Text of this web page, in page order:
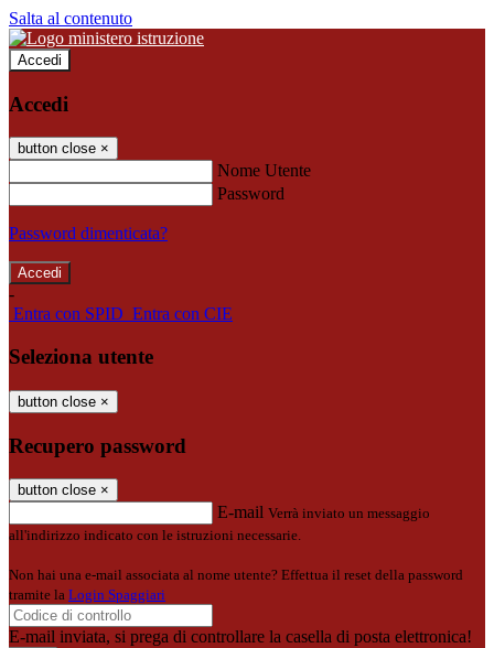
Salta al contenuto
Accedi
Accedi
button close ×
Nome Utente
Password
Password dimenticata?
-
Entra con SPID Entra con CIE
Seleziona utente
button close ×
Recupero password
button close ×
E-mail Verrà inviato un messaggio
all'indirizzo indicato con le istruzioni necessarie.
Non hai una e-mail associata al nome utente? Effettua il reset della password
tramite la Login Spaggiari
E-mail inviata, si prega di controllare la casella di posta elettronica!